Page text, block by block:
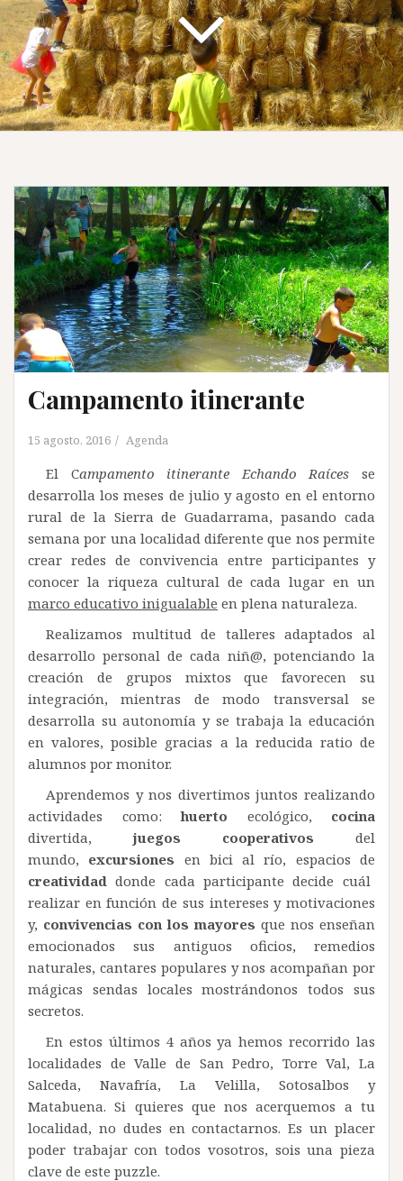
Campamento itinerante
15 agosto, 2016 Agenda
El Campamento itinerante Echando Raíces se
desarrolla los meses de julio y agosto en el entorno
rural de la Sierra de Guadarrama, pasando cada
semana por una localidad diferente que nos permite
crear redes de convivencia entre participantes y
conocer la riqueza cultural de cada lugar en un
marco educativo inigualable en plena naturaleza.
Realizamos multitud de talleres adaptados al
desarrollo personal de cada niñ@, potenciando la
creación de grupos mixtos que favorecen su
integración, mientras de modo transversal se
desarrolla su autonomía y se trabaja la educación
en valores, posible gracias a la reducida ratio de
alumnos por monitor.
Aprendemos y nos divertimos juntos realizando
actividades como:huerto ecológico, cocina
divertida,juegos cooperativos del
mundo, excursiones en bici al río, espacios de
creatividad donde cada participante decide cuál
realizar en función de sus intereses y motivaciones
y, convivencias con los mayores que nos enseñan
emocionados sus antiguos oficios, remedios
naturales, cantares populares y nos acompañan por
mágicas sendas locales mostrándonos todos sus
secretos.
En estos últimos 4 años ya hemos recorrido las
localidades de Valle de San Pedro, Torre Val, La
Salceda, Navafría, La Velilla, Sotosalbos y
Matabuena. Si quieres que nos acerquemos a tu
localidad, no dudes en contactarnos. Es un placer
poder trabajar con todos vosotros, sois una pieza
clave de este puzzle.